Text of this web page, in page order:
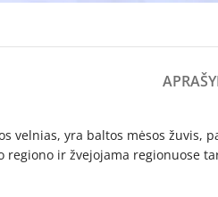
velnias, yra baltos mėsos
regiono ir žvejojama regionuose